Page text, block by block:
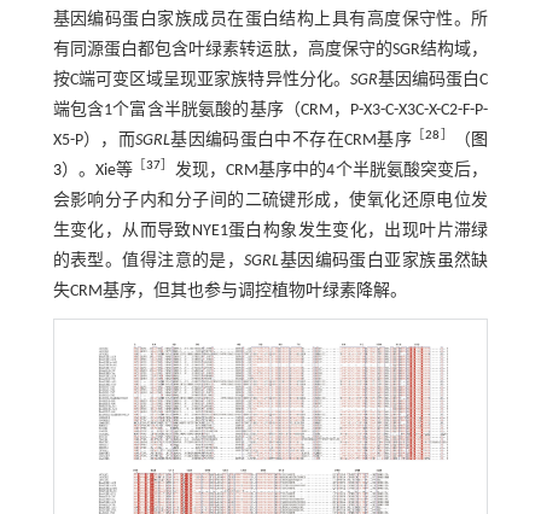
基因编码蛋白家族成员在蛋白结构上具有高度保守性。所
有同源蛋白都包含叶绿素转运肽，高度保守的SGR结构域，
按C端可变区域呈现亚家族特异性分化。 SGR基因编码蛋白C
端包含1个富含半胱氨酸的基序（CRM，P-X3-C-X3C-X-C2-F-P-
X5-P），而SGRL基因编码蛋白中不存在CRM基序［28 （ 图
3）。Xie等 ［37
发现，CRM基序中的4个半胱氨酸突变后，
会影响分子内和分子间的二硫键形成，使氧化还原电位发
生变化，从而导致NYE1蛋白构象发生变化，出现叶片滞绿
的表型。值得注意的是，SGRL基因编码蛋白亚家族虽然缺
失CRM基序，但其也参与调控植物叶绿素降解。